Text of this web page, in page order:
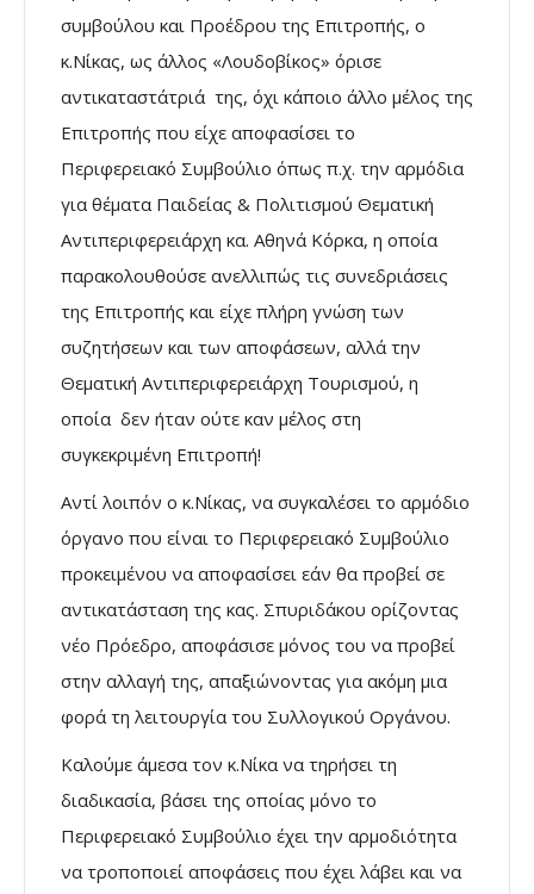
συμβούλου και Προέδρου της Επιτροπής, ο
κ.Νίκας, ως άλλος «Λουδοβίκος» όρισε
αντικαταστάτριά της, όχι κάποιο άλλο μέλος της
Επιτροπής που είχε αποφασίσει το
Περιφερειακό Συμβούλιο όπως π.χ. την αρμόδια
για θέματα Παιδείας & Πολιτισμού Θεματική
Αντιπεριφερειάρχη κα. Αθηνά Κόρκα, η οποία
παρακολουθούσε ανελλιπώς τις συνεδριάσεις
της Επιτροπής και είχε πλήρη γνώση των
συζητήσεων και των αποφάσεων, αλλά την
Θεματική Αντιπεριφερειάρχη Τουρισμού, η
οποία δεν ήταν ούτε καν μέλος στη
συγκεκριμένη Επιτροπή!
Αντί λοιπόν ο κ.Νίκας, να συγκαλέσει το αρμόδιο
όργανο που είναι το Περιφερειακό Συμβούλιο
προκειμένου να αποφασίσει εάν θα προβεί σε
αντικατάσταση της κας. Σπυριδάκου ορίζοντας
νέο Πρόεδρο, αποφάσισε μόνος του να προβεί
στην αλλαγή της, απαξιώνοντας για ακόμη μια
φορά τη λειτουργία του Συλλογικού Οργάνου.
Καλούμε άμεσα τον κ.Νίκα να τηρήσει τη
διαδικασία, βάσει της οποίας μόνο το
Περιφερειακό Συμβούλιο έχει την αρμοδιότητα
να τροποποιεί αποφάσεις που έχει λάβει και να